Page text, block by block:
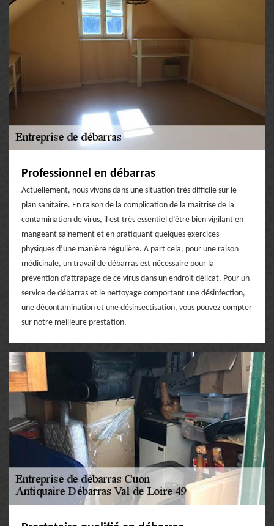
Professionnel en débarras
Actuellement, nous vivons dans une situation très difficile sur le
plan sanitaire. En raison de la complication de la maitrise de la
contamination de virus, il est très essentiel d’être bien vigilant en
mangeant sainement et en pratiquant quelques exercices
physiques d’une manière régulière. A part cela, pour une raison
médicinale, un travail de débarras est nécessaire pour la
prévention d’attrapage de ce virus dans un endroit délicat. Pour un
service de débarras et le nettoyage comportant une désinfection,
une décontamination et une désinsectisation, vous pouvez compter
sur notre meilleure prestation.